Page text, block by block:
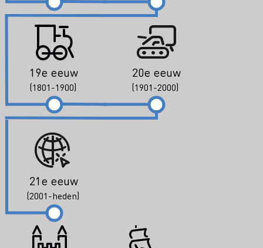
19e eeuw
(1801-1900)
20e eeuw
(1901-2000)
21e eeuw
(2001-heden)